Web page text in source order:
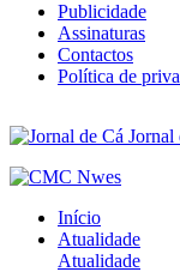
Publicidade
Assinaturas
Contactos
Política de
Jornal
Início
Atualidade
Atualidade